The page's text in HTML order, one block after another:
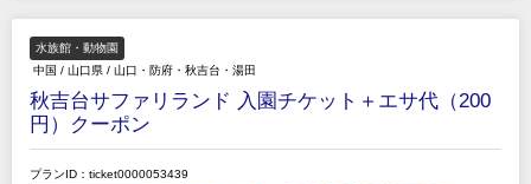
水族館・動物園
中国 / 山口県 / 山口・防府・秋吉台・湯田
秋吉台サファリランド 入園チケット＋エサ代（200
円）クーポン
プランID：ticket0000053439